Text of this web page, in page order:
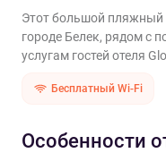
Этот большой пляжный
городе Белек, рядом с
услугам гостей отеля
Бесплатный Wi-Fi
Особенности